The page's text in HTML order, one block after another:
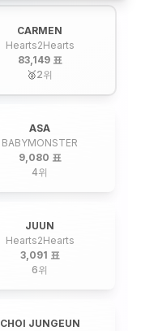
CARMEN
Hearts2Hearts
83,149 표
🥈2위
ASA
BABYMONSTER
9,080 표
4위
JUUN
Hearts2Hearts
3,091 표
6위
CHOI JUNGEUN